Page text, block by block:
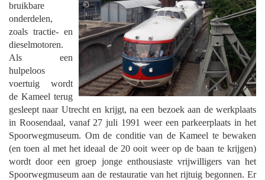
bruikbare
onderdelen,
zoals tractie- en
dieselmotoren.
Als een
hulpeloos
voertuig wordt
de Kameel terug
gesleept naar Utrecht en krijgt, na een bezoek aan de werkplaats
in Roosendaal, vanaf 27 juli 1991 weer een parkeerplaats in het
Spoorwegmuseum. Om de conditie van de Kameel te bewaken
(en toen al met het ideaal de 20 ooit weer op de baan te krijgen)
wordt door een groep jonge enthousiaste vrijwilligers van het
Spoorwegmuseum aan de restauratie van het rijtuig begonnen. Er